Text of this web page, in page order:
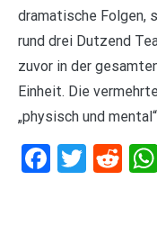
dramatische Folgen,
rund drei Dutzend
zuvor in der
Einheit. Die
„physisch und